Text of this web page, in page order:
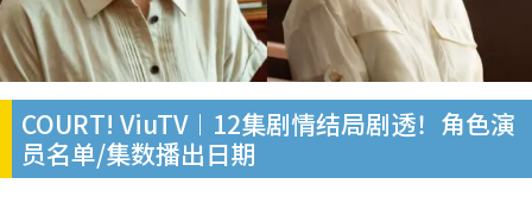
COURT! ViuTV︱12集剧情结局剧透！角色演
员名单/集数播出日期